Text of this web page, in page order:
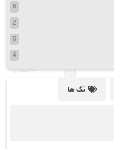
8
2
5
4
تگ ها